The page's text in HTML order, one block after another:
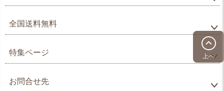
上へ
全国送料無料
特集ページ
お問合せ先